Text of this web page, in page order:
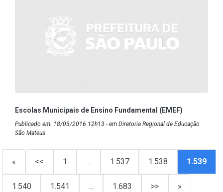
Escolas Municipais de Ensino Fundamental (EMEF)
Publicado em: 18/03/2016 12h13 - em Diretoria Regional de Educação
São Mateus
« << 1 … 1.537 1.538 1.539
1.540 1.541 … 1.683 >> »